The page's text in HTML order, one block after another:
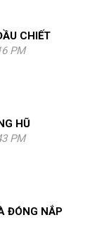
CHIẾT
PM
HŨ
PM
ĐÓNG NẮP